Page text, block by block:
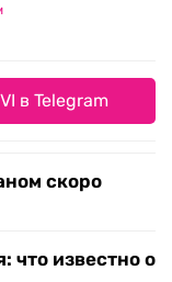
в Telegram
скоро
что известно о